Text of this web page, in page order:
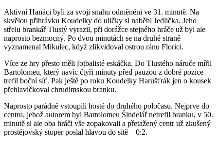
Aktivní Hanáci byli za svoji snahu odměněni ve 31. minutě. Na
skvělou přihrávku Koudelky do uličky si naběhl Jedlička. Jeho
střelu brankář Tlustý vyrazil, při dorážce stejného hráče už byl ale
naprosto bezmocný. Po dvou minutách se na druhé straně
vyznamenal Mikulec, když zlikvidoval ostrou ránu Florici.
Více ze hry přesto měli fotbalisté eskáčka. Do Tlustého náruče mířil
Bartolomeu, který navíc čtyři minuty před pauzou z dobré pozice
trefil boční síť. Pak ještě po roku Koudelky Harušťrák jen o kousek
přehlavičkoval chrudimskou branku.
Naprosto parádně vstoupili hosté do druhého poločasu. Nejprve do
centru, jehož autorem byl Bartolomeu Šindelář netrefil branku, v 50.
minutě si ale oba hráči vše zopakovali a přetažený centr už zkušený
prostějovský stoper poslal hlavou do sítě – 0:2.